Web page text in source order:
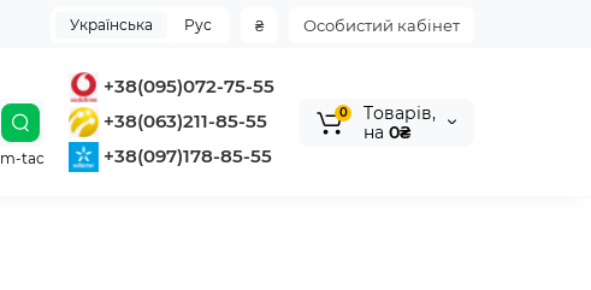
Особистий кабінет
₴
Українська Рус
+38(095)072-75-55
+38(063)211-85-55
+38(097)178-85-55
m-tac
0
Tоварів,
на 0₴